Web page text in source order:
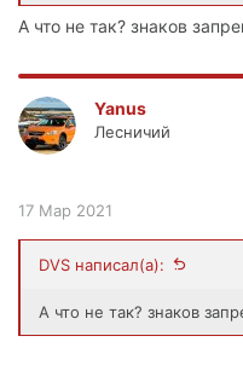
А что не так? знаков
Yanus
Лесничий
17 Мар 2021
DVS написал(а):
А что не так? знаков